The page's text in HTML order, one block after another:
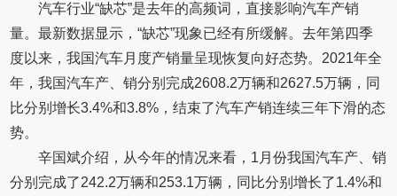
汽车行业“缺芯”是去年的高频词，直接影响汽车产销
量。最新数据显示，“缺芯”现象已经有所缓解。去年第四季
度以来，我国汽车月度产销量呈现恢复向好态势。2021年全
年，我国汽车产、销分别完成2608.2万辆和2627.5万辆，同
比分别增长3.4%和3.8%，结束了汽车产销连续三年下滑的态
势。
辛国斌介绍，从今年的情况来看，1月份我国汽车产、销
分别完成了242.2万辆和253.1万辆，同比分别增长了1.4%和